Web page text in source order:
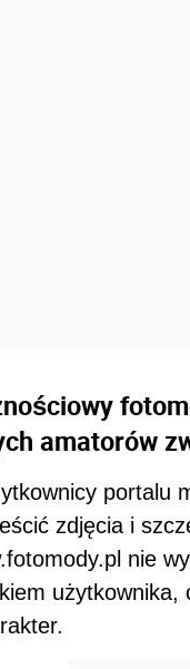
amatorów
portalu
zdjęcia i
nie